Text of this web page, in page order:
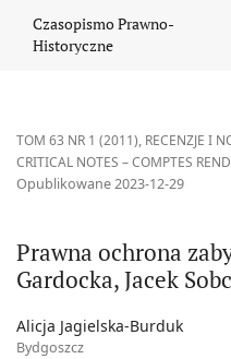
Czasopismo Prawno-
Historyczne
TOM 63 NR 1 (2011), RECENZJE I
CRITICAL NOTES – COMPTES
Prawna ochrona
Gardocka, Jacek
Opublikowane 2023-12-29
Alicja Jagielska-Burduk
Bydgoszcz